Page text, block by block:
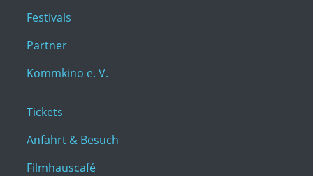
Festivals
Partner
Kommkino e. V.
Tickets
Anfahrt & Besuch
Filmhauscafé